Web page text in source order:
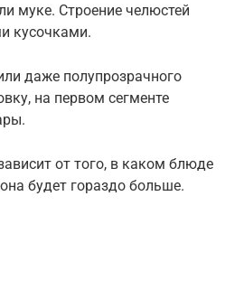
муке. Строение челюстей
кусочками.
даже полупрозрачного
на первом сегменте
от того, в каком блюде
будет гораздо больше.